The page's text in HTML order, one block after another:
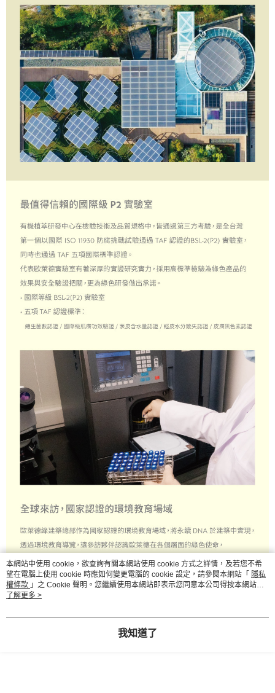
本網站中使用 cookie，欲查詢有關本網站使用 cookie 方式之詳情，及若您不希
望在電腦上使用 cookie 時應如何變更電腦的 cookie 設定，請參閱本網站「 隱私
權條款 」之 Cookie 聲明。您繼續使用本網站即表示您同意本公司得按本網站使
用條款之 Cookie 聲明使用 cookie。
了解更多 >
我知道了